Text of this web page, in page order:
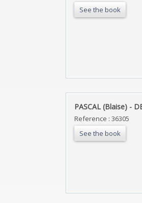
See the book
‎PASCAL (Blaise) -
Reference : 36305
See the book